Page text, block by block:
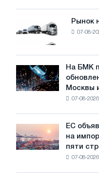
достижения
целей
обезуглероживания
Рынок
новых
грузовиков
в
июле
Рынок
07-08-
На
БМК
произвели
трамвайных
путей
Москвы
Ярославля
На БМК
Москвы
07-08-
объявил
окончательные
ЕС
на
пяти
07-08-